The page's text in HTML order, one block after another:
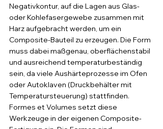
Negativkontur, auf die Lagen aus Glas-
oder Kohlefasergewebe zusammen mit
Harz aufgebracht werden, um ein
Composite-Bauteil zu erzeugen. Die Form
muss dabei maßgenau, oberflächenstabil
und ausreichend temperaturbeständig
sein, da viele Aushärteprozesse im Ofen
oder Autoklaven (Druckbehälter mit
Temperatursteuerung) stattfinden.
Formes et Volumes setzt diese
Werkzeuge in der eigenen Composite-